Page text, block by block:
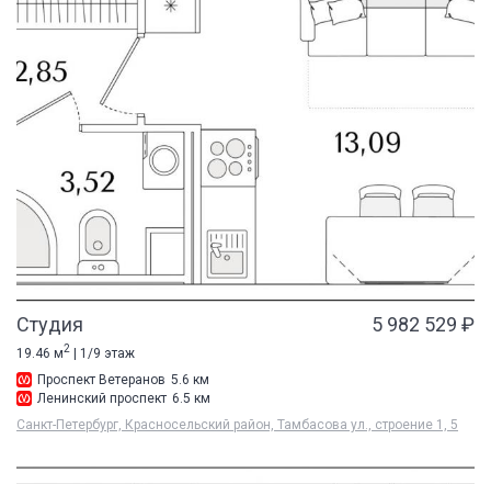
Студия 5 982 529 ₽
19.46 м2
| 1/9 этаж
Проспект Ветеранов 5.6 км
Ленинский проспект 6.5 км
Санкт-Петербург, Красносельский район, Тамбасова ул., строение 1, 5